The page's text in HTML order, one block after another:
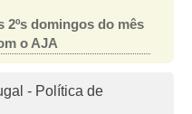
2ºs domingos do mês
o AJA
- Política de